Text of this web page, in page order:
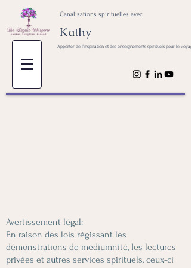
Kathy
Canalisations spirituelles avec
Apporter de l'inspiration et des enseignements spirituels pour le
Avertissement légal:
En raison des lois régissant les
démonstrations de médiumnité, les lectures
privées et autres services spirituels, ceux-ci